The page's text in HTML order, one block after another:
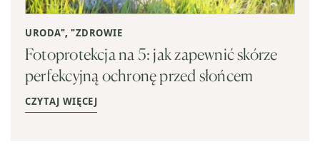
URODA", "ZDROWIE
Fotoprotekcja na 5: jak zapewnić skórze
perfekcyjną ochronę przed słońcem
CZYTAJ WIĘCEJ